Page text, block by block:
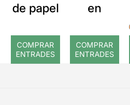
de papel
COMPRAR
ENTRADES
en
COMPRAR
ENTRADES